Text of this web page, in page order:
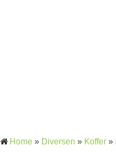
Home » Diversen » Koffer »